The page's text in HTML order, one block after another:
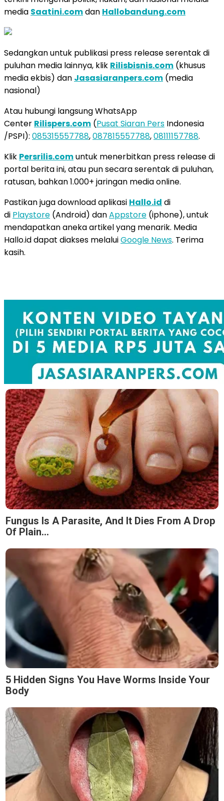
media Saatini.comdan Hallobandung.com
Sedangkan untuk publikasi press release serentak di
puluhan media lainnya, klik Rilisbisnis.com (khusus
media ekbis) dan Jasasiaranpers.com (media
nasional)
Atau hubungi langsung WhatsApp
Center Rilispers.com (Pusat Siaran Pers Indonesia
/PSPI): 085315557788,087815557788,08111157788.
Klik Persrilis.comuntuk menerbitkan press release di
portal berita ini, atau pun secara serentak di puluhan,
ratusan, bahkan 1.000+ jaringan media online.
Pastikan juga download aplikasi Hallo.id di
di Playstore (Android) danAppstore (iphone), untuk
mendapatkan aneka artikel yang menarik. Media
Hallo.id dapat diakses melaluiGoogle News. Terima
kasih.
Fungus Is A Parasite, And It Dies From A Drop
Of Plain...
5 Hidden Signs You Have Worms Inside Your
Body